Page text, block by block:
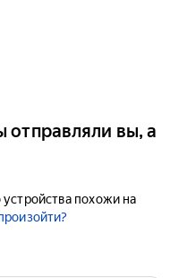
отправляли вы, а
похожи на